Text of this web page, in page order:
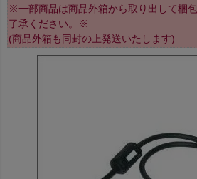
※一部商品は商品外箱から取り出して梱
了承ください。※
(商品外箱も同封の上発送いたします)